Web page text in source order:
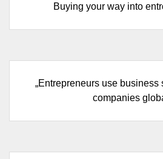
Buying your way into
„Entrepreneurs use business
companies